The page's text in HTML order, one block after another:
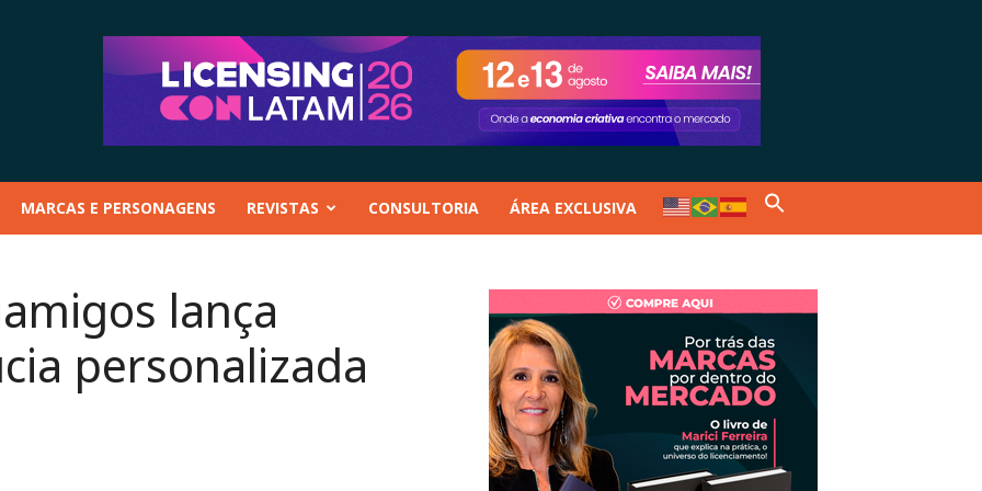
MARCAS E PERSONAGENS REVISTAS CONSULTORIA ÁREA EXCLUSIVA
lança
personalizada